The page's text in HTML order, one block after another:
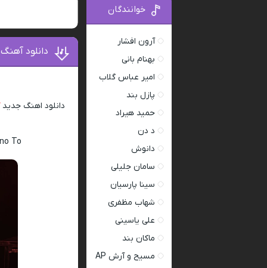
دانلود
دانلود اهنگ جدید
To
خوانندگان
آرون افشار
بهنام بانی
امیر عباس گلاب
پازل بند
حمید هیراد
د دن
دانوش
سامان جلیلی
سینا پارسیان
شهاب مظفری
علی یاسینی
ماکان بند
مسیح و آرش AP